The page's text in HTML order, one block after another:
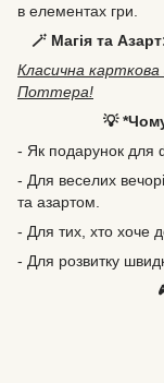
в елементах гри.
🪄 Магія та
Класична карткова
Поттера!
💡
- Як подарунок для
- Для веселих
та азартом.
- Для тих, хто хоче
- Для розвитку